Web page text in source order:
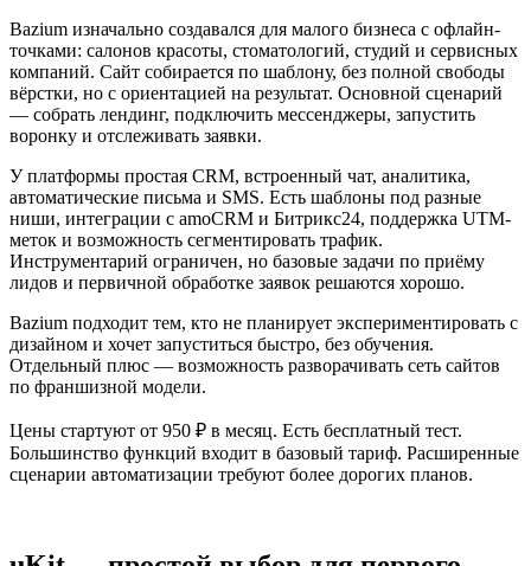
Bazium изначально создавался для малого бизнеса с офлайн-
точками: салонов красоты, стоматологий, студий и сервисных
компаний. Сайт собирается по шаблону, без полной свободы
вёрстки, но с ориентацией на результат. Основной сценарий
— собрать лендинг, подключить мессенджеры, запустить
воронку и отслеживать заявки.
У платформы простая CRM, встроенный чат, аналитика,
автоматические письма и SMS. Есть шаблоны под разные
ниши, интеграции с amoCRM и Битрикс24, поддержка UTM-
меток и возможность сегментировать трафик.
Инструментарий ограничен, но базовые задачи по приёму
лидов и первичной обработке заявок решаются хорошо.
Bazium подходит тем, кто не планирует экспериментировать с
дизайном и хочет запуститься быстро, без обучения.
Отдельный плюс — возможность разворачивать сеть сайтов
по франшизной модели.
Цены стартуют от 950 ₽ в месяц. Есть бесплатный тест.
Большинство функций входит в базовый тариф. Расширенные
сценарии автоматизации требуют более дорогих планов.